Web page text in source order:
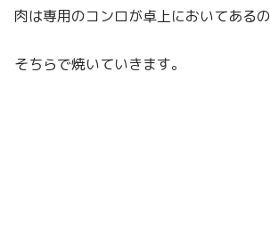
肉は専用のコンロが卓上においてある
そちらで焼いていきます。